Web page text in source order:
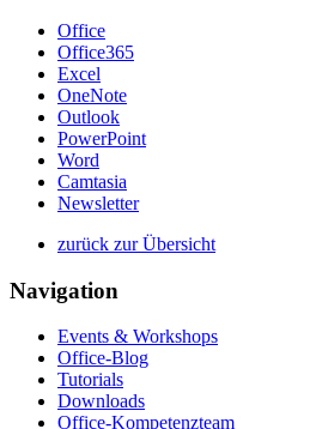
Office
Office365
Excel
OneNote
Outlook
PowerPoint
Word
Camtasia
Newsletter
zurück zur Übersicht
Navigation
Events & Workshops
Office-Blog
Tutorials
Downloads
Office-Kompetenzteam